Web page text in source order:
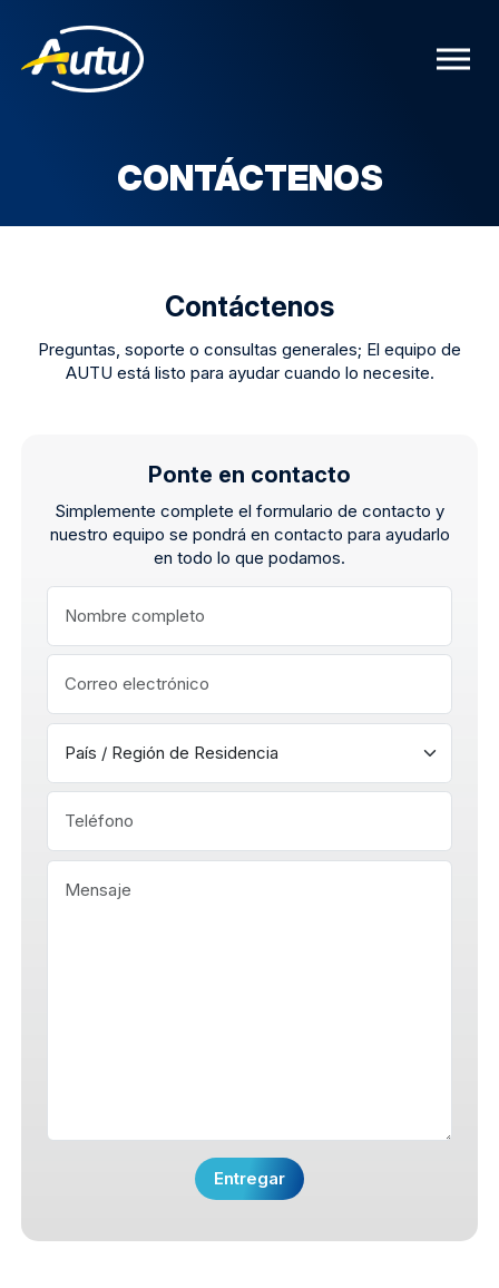
CONTÁCTENOS
Contáctenos
Preguntas, soporte o consultas generales; El equipo de
AUTU está listo para ayudar cuando lo necesite.
Ponte en contacto
Simplemente complete el formulario de contacto y
nuestro equipo se pondrá en contacto para ayudarlo
en todo lo que podamos.